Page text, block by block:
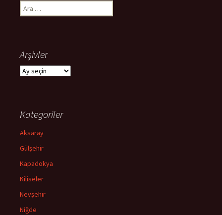
Arama:
Arşivler
Arşivler
Kategoriler
Aksaray
Gülşehir
Kapadokya
Kiliseler
Nevşehir
Niğde